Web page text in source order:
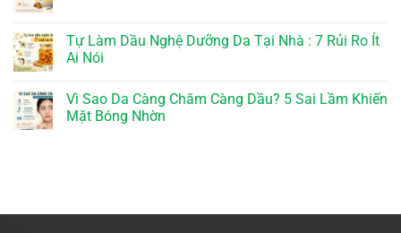
Tự Làm Dầu Nghệ Dưỡng Da Tại Nhà : 7 Rủi Ro Ít
Ai Nói
Vì Sao Da Càng Chăm Càng Dầu? 5 Sai Lầm Khiến
Mặt Bóng Nhờn